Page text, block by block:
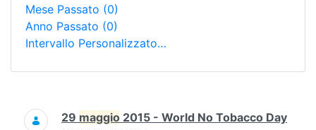
Mese Passato (0)
Anno Passato (0)
Intervallo Personalizzato…
Ricerca
29 maggio 2015 - World No Tobacco Day